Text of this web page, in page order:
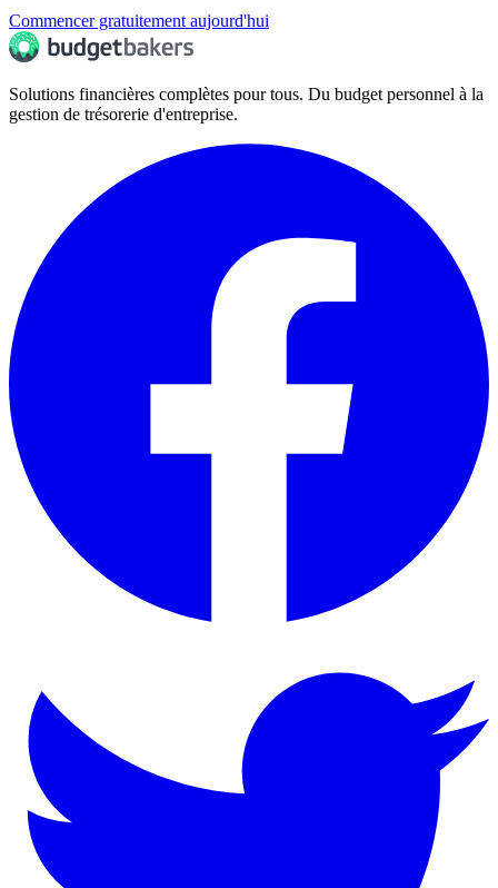
Commencer gratuitement aujourd'hui
Solutions financières complètes pour tous. Du budget personnel à la
gestion de trésorerie d'entreprise.